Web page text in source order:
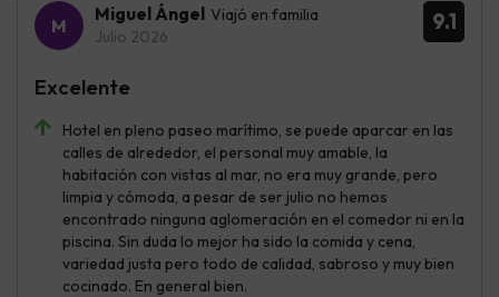
9.1
Miguel Ángel Viajó en familia
Julio 2026
Hotel en pleno paseo marítimo, se puede aparcar en las
calles de alrededor, el personal muy amable, la
habitación con vistas al mar, no era muy grande, pero
limpia y cómoda, a pesar de ser julio no hemos
encontrado ninguna aglomeración en el comedor ni en la
piscina. Sin duda lo mejor ha sido la comida y cena,
variedad justa pero todo de calidad, sabroso y muy bien
cocinado. En general bien.
Excelente